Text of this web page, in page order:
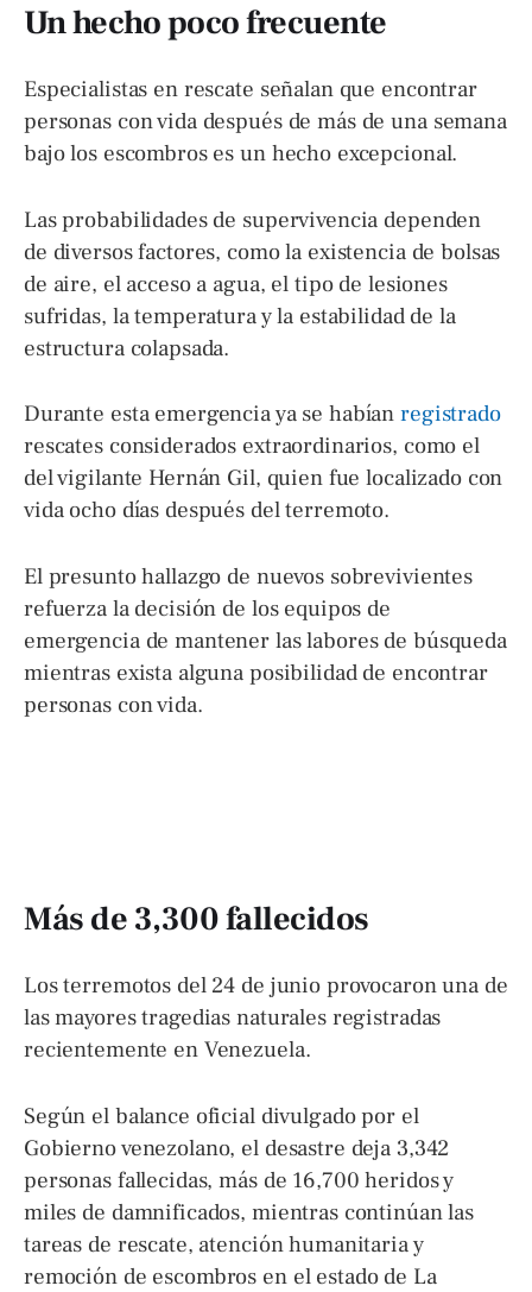
Un hecho poco frecuente
Especialistas en rescate señalan que encontrar
personas con vida después de más de una semana
bajo los escombros es un hecho excepcional.
Las probabilidades de supervivencia dependen
de diversos factores, como la existencia de bolsas
de aire, el acceso a agua, el tipo de lesiones
sufridas, la temperatura y la estabilidad de la
estructura colapsada.
Durante esta emergencia ya se habíanregistrado
rescates considerados extraordinarios, como el
del vigilante Hernán Gil, quien fue localizado con
vida ocho días después del terremoto.
El presunto hallazgo de nuevos sobrevivientes
refuerza la decisión de los equipos de
emergencia de mantener las labores de búsqueda
mientras exista alguna posibilidad de encontrar
personas con vida.
Más de 3,300 fallecidos
Los terremotos del 24 de junio provocaron una de
las mayores tragedias naturales registradas
recientemente en Venezuela.
Según el balance oficial divulgado por el
Gobierno venezolano, el desastre deja 3,342
personas fallecidas, más de 16,700 heridos y
miles de damnificados, mientras continúan las
tareas de rescate, atención humanitaria y
remoción de escombros en el estado de La